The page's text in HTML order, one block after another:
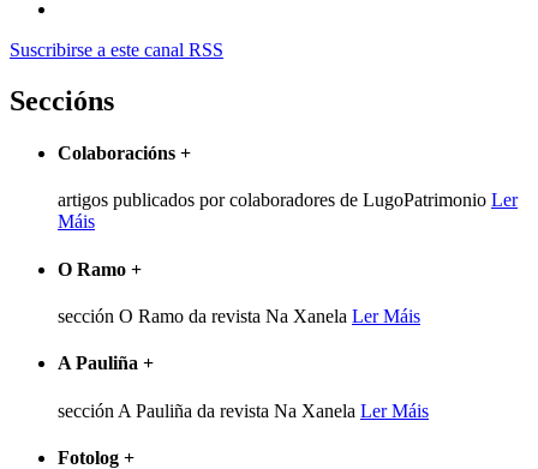
Suscribirse a este canal RSS
Seccións
Colaboracións +
artigos publicados por colaboradores de LugoPatrimonio Ler
Máis
O Ramo +
sección O Ramo da revista Na Xanela Ler Máis
A Pauliña +
sección A Pauliña da revista Na Xanela Ler Máis
Fotolog +